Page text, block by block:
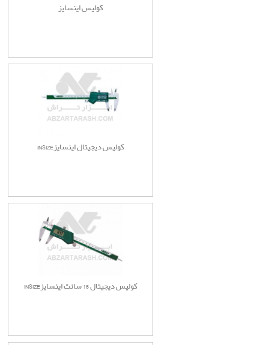
کولیس اینسایز
کولیس دیجیتال اینسایزINSIZE
کولیس دیجیتال 15 سانت اینسایزINSIZE